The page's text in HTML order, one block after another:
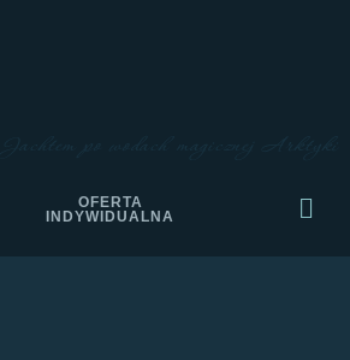
OFERTA
INDYWIDUALNA